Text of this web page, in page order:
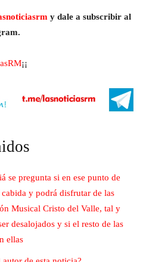
y dale a subscribir al
¡¡
se pregunta si en ese punto de
y podrá disfrutar de las
Musical Cristo del Valle, tal y
desalojados y si el resto de las
ellas